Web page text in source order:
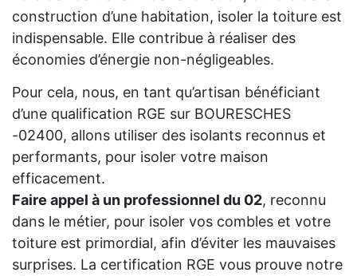
construction d’une habitation, isoler la toiture est
indispensable. Elle contribue à réaliser des
économies d’énergie non-négligeables.
Pour cela, nous, en tant qu’artisan bénéficiant
d’une qualification RGE sur BOURESCHES
-02400, allons utiliser des isolants reconnus et
performants, pour isoler votre maison
efficacement.
Faire appel à un professionnel du 02, reconnu
dans le métier, pour isoler vos combles et votre
toiture est primordial, afin d’éviter les mauvaises
surprises. La certification RGE vous prouve notre